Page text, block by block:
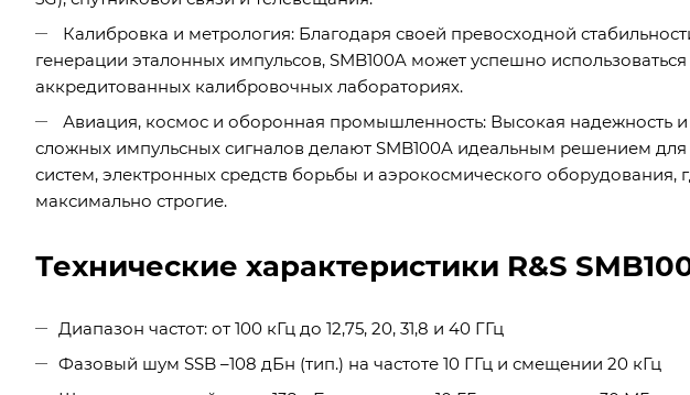
Калибровка и метрология: Благодаря своей превосходной
генерации эталонных импульсов, SMB100A может успешно
аккредитованных калибровочных лабораториях.
Авиация, космос и оборонная промышленность: Высокая надежность и
сложных импульсных сигналов делают SMB100A идеальным решением
систем, электронных средств борьбы и аэрокосмического оборудования,
максимально строгие.
Технические характеристики R&S
Диапазон частот: от 100 кГц до 12,75, 20, 31,8 и 40 ГГц
Фазовый шум SSB –108 дБн (тип.) на частоте 10 ГГц и смещении 20 кГц